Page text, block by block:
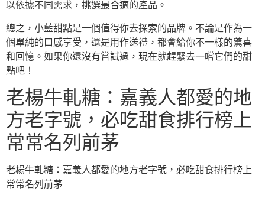
以依據不同需求，挑選最合適的產品。
總之，小藍甜點是一個值得你去探索的品牌。不論是作為一
個單純的口感享受，還是用作送禮，都會給你不一樣的驚喜
和回憶。如果你還沒有嘗試過，現在就趕緊去一嚐它們的甜
點吧！
老楊牛軋糖：嘉義人都愛的地
方老字號，必吃甜食排行榜上
常常名列前茅
老楊牛軋糖：嘉義人都愛的地方老字號，必吃甜食排行榜上
常常名列前茅